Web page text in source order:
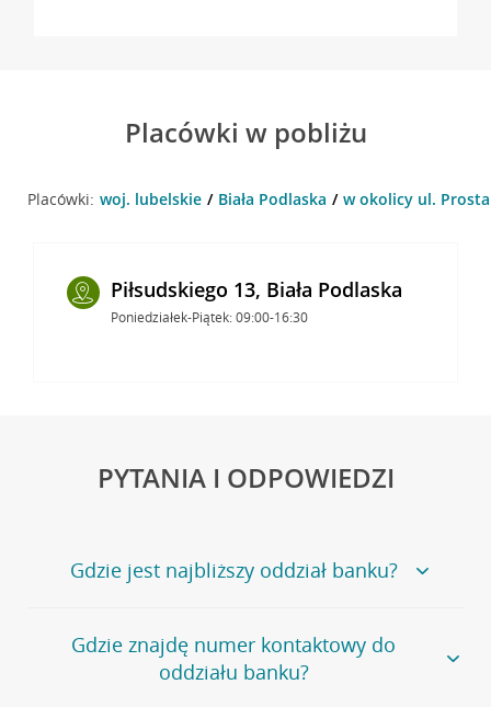
Placówki w pobliżu
Placówki: woj. lubelskie Biała Podlaska w okolicy ul. Prosta
Piłsudskiego 13, Biała Podlaska
Poniedziałek-Piątek: 09:00-16:30
PYTANIA I ODPOWIEDZI
Gdzie jest najbliższy oddział banku?
Jeśli szukasz oddziału naszego banku, zapraszamy na
stronęPlacówki i bankomaty, na której znajduje się
wygodna wyszukiwarka.
Gdzie znajdę numer kontaktowy do
oddziału banku?